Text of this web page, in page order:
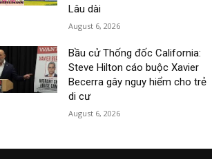
Lâu dài
August 6, 2026
Bầu cử Thống đốc California:
Steve Hilton cáo buộc Xavier
Becerra gây nguy hiểm cho trẻ
di cư
August 6, 2026